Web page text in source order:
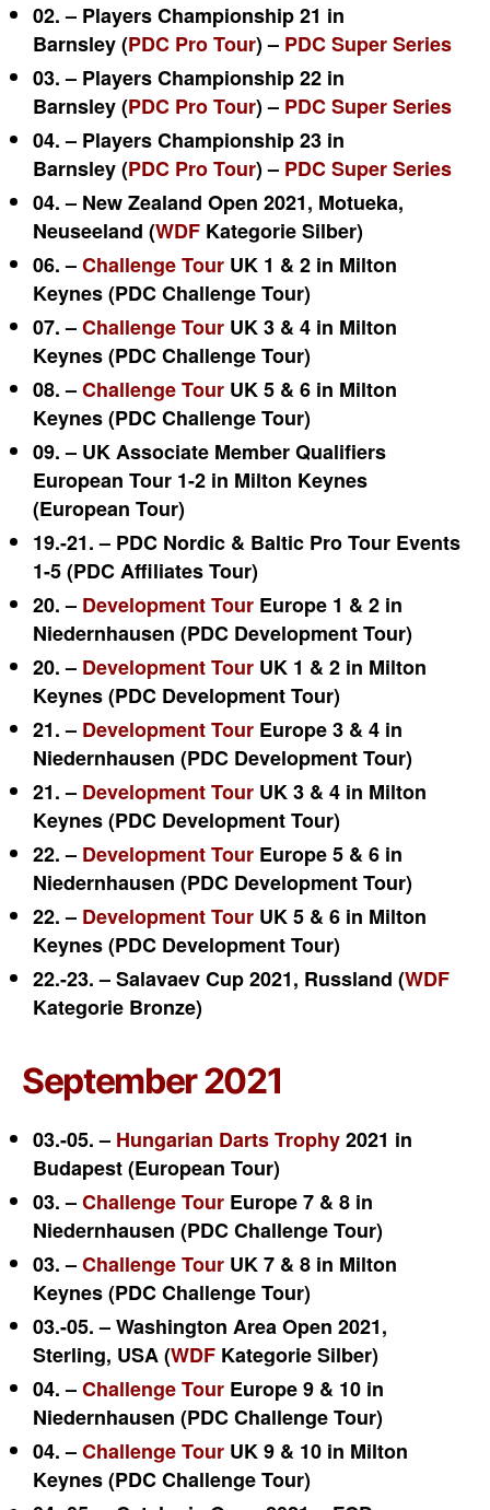
02. – Players Championship 21 in
Barnsley (PDC Pro Tour) – PDC Super Series
03. – Players Championship 22 in
Barnsley (PDC Pro Tour) – PDC Super Series
04. – Players Championship 23 in
Barnsley (PDC Pro Tour) – PDC Super Series
04. – New Zealand Open 2021, Motueka,
Neuseeland (WDF Kategorie Silber)
06. –Challenge Tour UK 1 & 2 in Milton
Keynes (PDC Challenge Tour)
07. –Challenge Tour UK 3 & 4 in Milton
Keynes (PDC Challenge Tour)
08. –Challenge Tour UK 5 & 6 in Milton
Keynes (PDC Challenge Tour)
09. – UK Associate Member Qualifiers
European Tour 1-2 in Milton Keynes
(European Tour)
19.-21. – PDC Nordic & Baltic Pro Tour Events
1-5 (PDC Affiliates Tour)
20. – Development Tour Europe 1 & 2 in
Niedernhausen (PDC Development Tour)
20. – Development Tour UK 1 & 2 in Milton
Keynes (PDC Development Tour)
21. – Development Tour Europe 3 & 4 in
Niedernhausen (PDC Development Tour)
21. – Development Tour UK 3 & 4 in Milton
Keynes (PDC Development Tour)
22. – Development Tour Europe 5 & 6 in
Niedernhausen (PDC Development Tour)
22. – Development Tour UK 5 & 6 in Milton
Keynes (PDC Development Tour)
22.-23. – Salavaev Cup 2021, Russland (WDF
Kategorie Bronze)
September 2021
03.-05. – Hungarian Darts Trophy2021 in
Budapest (European Tour)
03. –Challenge Tour Europe 7 & 8 in
Niedernhausen (PDC Challenge Tour)
03. –Challenge Tour UK 7 & 8 in Milton
Keynes (PDC Challenge Tour)
03.-05. – Washington Area Open 2021,
Sterling, USA (WDF Kategorie Silber)
04. –Challenge Tour Europe 9 & 10 in
Niedernhausen (PDC Challenge Tour)
04. –Challenge Tour UK 9 & 10 in Milton
Keynes (PDC Challenge Tour)